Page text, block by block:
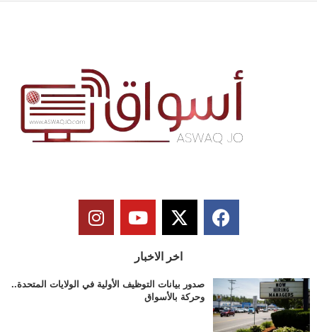
اخر الاخبار
صدور بيانات التوظيف الأولية في الولايات المتحدة..
وحركة بالأسواق